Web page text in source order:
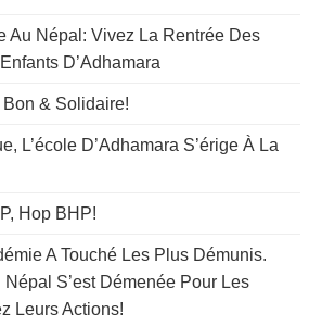
Au Népal: Vivez La Rentrée Des
D’Adhamara
Bon & Solidaire!
L’école D’Adhamara S’érige À La
Hop BHP!
A Touché Les Plus Démunis.
S’est Démenée Pour Les
Leurs Actions!